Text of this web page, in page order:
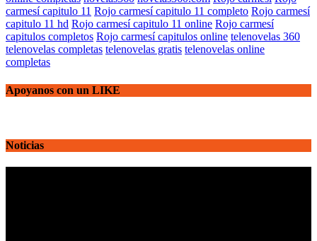
carmesí capitulo 11 Rojo carmesí capitulo 11 completo Rojo carmesí
capitulo 11 hd Rojo carmesí capitulo 11 online Rojo carmesí
capitulos completos Rojo carmesí capitulos online telenovelas 360
telenovelas completas telenovelas gratis telenovelas online
completas
Apoyanos con un LIKE
Noticias